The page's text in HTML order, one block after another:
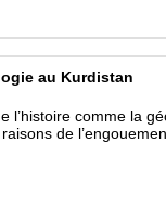
au Kurdistan
l’histoire comme la
de